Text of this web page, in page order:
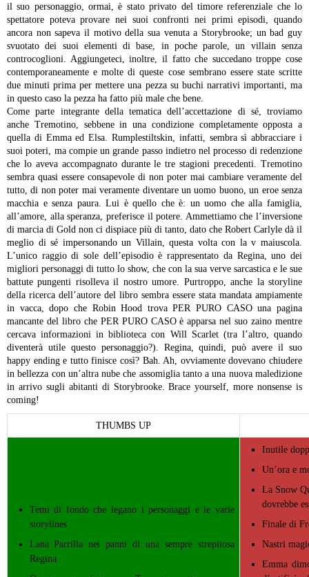
il suo personaggio, ormai, è stato privato del timore referenziale che lo
spettatore poteva provare nei suoi confronti nei primi episodi, quando
ancora non sapeva il motivo della sua venuta a Storybrooke; un bad guy
svuotato dei suoi elementi di base, in poche parole, un villain senza
controcoglioni. Aggiungeteci, inoltre, il fatto che succedano troppe cose
contemporaneamente e molte di queste cose sembrano essere state scritte
due minuti prima per mettere una pezza su buchi narrativi importanti, ma
in questo caso la pezza ha fatto più male che bene.
Come parte integrante della tematica dell’accettazione di sé, troviamo
anche Tremotino, sebbene in una condizione completamente opposta a
quella di Emma ed Elsa. Rumplestiltskin, infatti, sembra sì abbracciare i
suoi poteri, ma compie un grande passo indietro nel processo di redenzione
che lo aveva accompagnato durante le tre stagioni precedenti. Tremotino
sembra quasi essere consapevole di non poter mai cambiare veramente del
tutto, di non poter mai veramente diventare un uomo buono, un eroe senza
macchia e senza paura. Lui è quello che è: un uomo che alla famiglia,
all’amore, alla speranza, preferisce il potere. Ammettiamo che l’inversione
di marcia di Gold non ci dispiace più di tanto, dato che Robert Carlyle dà il
meglio di sé impersonando un Villain, questa volta con la v maiuscola.
L’unico raggio di sole dell’episodio è rappresentato da Regina, uno dei
migliori personaggi di tutto lo show, che con la sua verve sarcastica e le sue
battute pungenti risolleva il nostro umore. Purtroppo, anche la storyline
della ricerca dell’autore del libro sembra essere stata mandata ampiamente
in vacca, dopo che Robin Hood trova PER PURO CASO una pagina
mancante del libro che PER PURO CASO è apparsa nel suo zaino mentre
cercava informazioni in biblioteca con Will Scarlet (tra l’altro, quando
diventerà utile questo personaggio?). Regina, quindi, può avere il suo
happy ending e tutto finisce così? Bah. Ah, ovviamente dovevano chiudere
in bellezza con un’altra nube che assomiglia tanto a una nuova maledizione
in arrivo sugli abitanti di Storybrooke. Brace yourself, more nonsense is
coming!
THUMBS UP
Temi di fondo che legano i personaggi e le varie
storylines
Lana Parrilla nei panni di una sempre strepitosa
Regina
Inutile
Un’ora e
La Snow
dovrebbe
Finale di
Nastri
Emma